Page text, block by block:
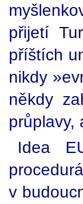
přijetí
příštích
nikdy
někdy
průplavy,
Idea
v